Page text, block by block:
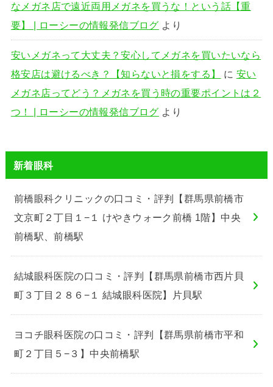
なメガネ店で遠近両用メガネを買うな！という話【重
要】 | ローシーの情報発信ブログ より
安いメガネって大丈夫？安心してメガネを買いたいなら
格安店は避けるべき？【知らないと損をする】
に 安い
メガネ店ってどう？メガネを買う時の重要ポイントは２
つ！ | ローシーの情報発信ブログ より
新着眼科
前橋眼科クリニックの口コミ・評判【群馬県前橋市
文京町２丁目１−１ けやきウォーク前橋 1階】中央
前橋駅、前橋駅
結城眼科医院の口コミ・評判【群馬県前橋市西片貝
町３丁目２８６−１ 結城眼科医院】片貝駅
ヨコチ眼科医院の口コミ・評判【群馬県前橋市平和
町２丁目５−３】中央前橋駅